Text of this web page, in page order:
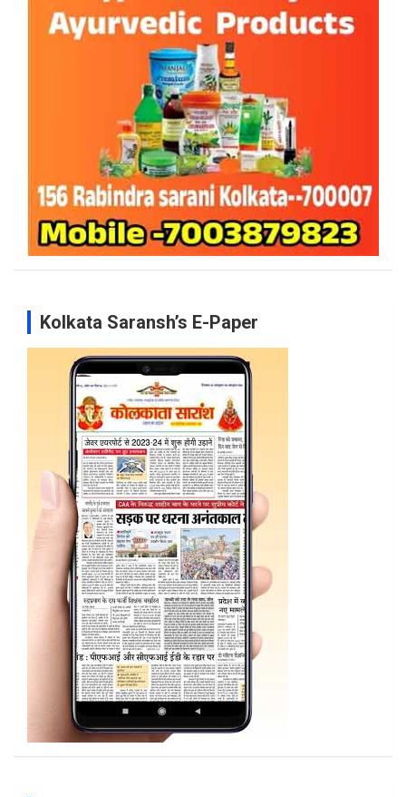
Kolkata Saransh’s E-Paper